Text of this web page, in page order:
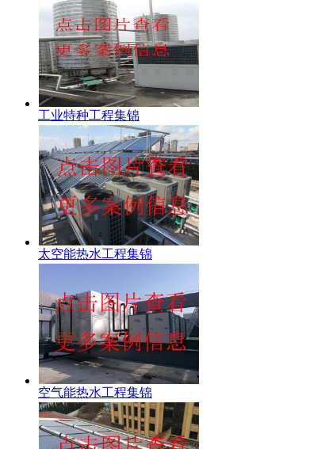
工业特种工程集锦
太空能热水工程集锦
空气能热水工程集锦